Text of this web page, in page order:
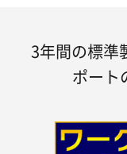
3年間の標準
ポート